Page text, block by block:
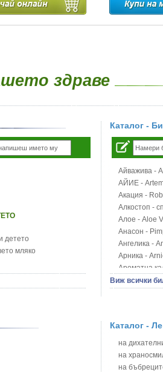
здраве
детето
мляко
и детето
и детето
Каталог -
Айважива -
АЙИЕ -
Акация -
Алкостоп -
Алое - Aloe
Анасон -
Ангелика -
Арника -
Ароматна
Арония -
Блатен
Блян
Бобови
Божур -
Виж всички
Каталог -
на
на
на